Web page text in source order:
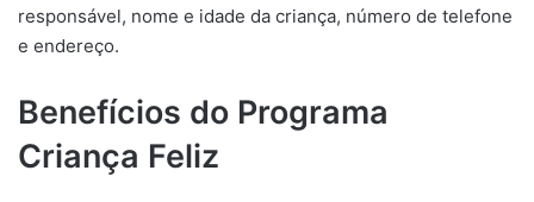
responsável, nome e idade da criança, número de telefone
e endereço.
Benefícios do Programa
Criança Feliz